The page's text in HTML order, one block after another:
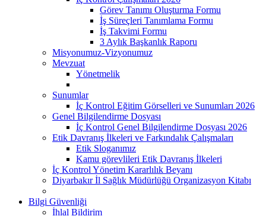
Görev Tanımı Oluşturma Formu
İş Süreçleri Tanımlama Formu
İş Takvimi Formu
3 Aylık Başkanlık Raporu
Misyonumuz-Vizyonumuz
Mevzuat
Yönetmelik
Sunumlar
İç Kontrol Eğitim Görselleri ve Sunumları 2026
Genel Bilgilendirme Dosyası
İç Kontrol Genel Bilgilendirme Dosyası 2026
Etik Davranış İlkeleri ve Farkındalık Çalışmaları
Etik Sloganımız
Kamu görevlileri Etik Davranış İlkeleri
İç Kontrol Yönetim Kararlılık Beyanı
Diyarbakır İl Sağlık Müdürlüğü Organizasyon Kitabı
Bilgi Güvenliği
İhlal Bildirim